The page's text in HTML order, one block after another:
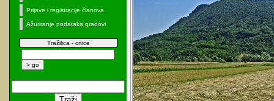
Prijave i registracije članova
Ažuriranje podataka gradovi
Tražilica - crtice